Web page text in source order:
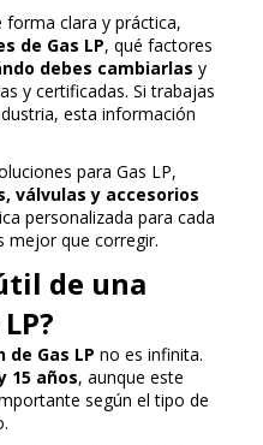
forma clara y práctica,
de Gas LP, qué factores
debes cambiarlas y
y certificadas. Si trabajas
esta información
para Gas LP,
válvulas y accesorios
personalizada para cada
mejor que corregir.
de una
Gas LP no es infinita.
15 años, aunque este
según el tipo de